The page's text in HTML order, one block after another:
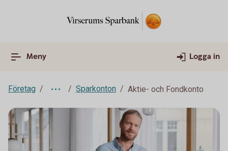
Meny Logga in
Företag Sparkonton Aktie- och Fondkonto